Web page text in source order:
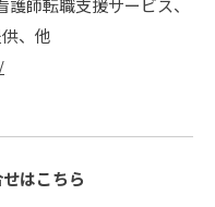
師転職支援サービス、
、他
はこちら